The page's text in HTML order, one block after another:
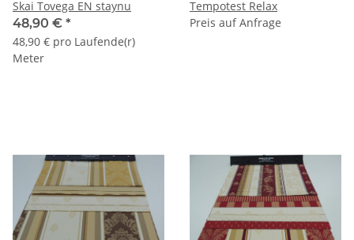
Skai Tovega EN staynu
48,90 € *
48,90 € pro Laufende(r)
Meter
Tempotest Relax
Preis auf Anfrage